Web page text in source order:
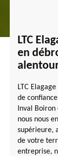
LTC
en
LTC
de
Inval
nous nous
supérieure,
de votre
entreprise,